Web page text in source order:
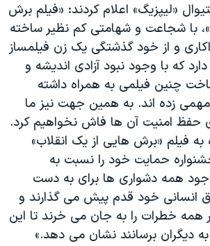
«لیپزیگ» اعلام کردند: «فیلم برش
با شجاعت و شهامتی کم نظیر ساخته
و از خود گذشتگی یک زن فیلمساز
که با وجود نبود آزادی اندیشه و
چنین فیلمی به همراه داشته
زده اند. به همین جهت نیز ما
حفظ امنیت آن ها فاش نخواهیم کرد.
به فیلم «برش هایی از یک انقلاب»
حمایت خود را نسبت به
وجود همه دشواری ها برای به دست
انسانی خود قدم پیش می گذارند و
همه خطرات را به جان می خرند تا این
به دیگران برسانند نشان می دهد.»